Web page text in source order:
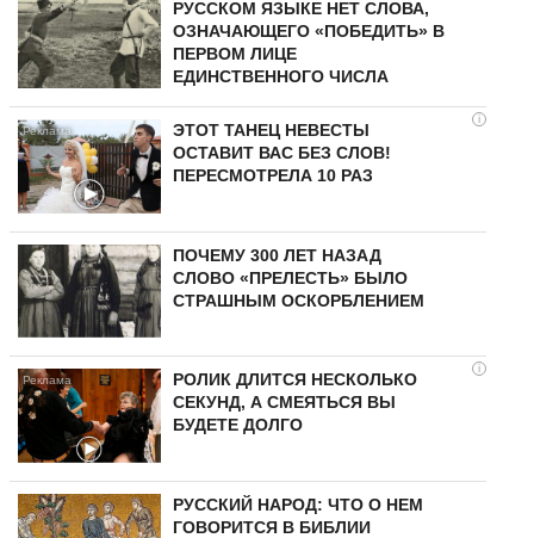
РУССКОМ ЯЗЫКЕ НЕТ СЛОВА,
ОЗНАЧАЮЩЕГО «ПОБЕДИТЬ» В
ПЕРВОМ ЛИЦЕ
ЕДИНСТВЕННОГО ЧИСЛА
i
ЭТОТ ТАНЕЦ НЕВЕСТЫ
ОСТАВИТ ВАС БЕЗ СЛОВ!
ПЕРЕСМОТРЕЛА 10 РАЗ
ПОЧЕМУ 300 ЛЕТ НАЗАД
СЛОВО «ПРЕЛЕСТЬ» БЫЛО
СТРАШНЫМ ОСКОРБЛЕНИЕМ
i
РОЛИК ДЛИТСЯ НЕСКОЛЬКО
СЕКУНД, А СМЕЯТЬСЯ ВЫ
БУДЕТЕ ДОЛГО
РУССКИЙ НАРОД: ЧТО О НЕМ
ГОВОРИТСЯ В БИБЛИИ